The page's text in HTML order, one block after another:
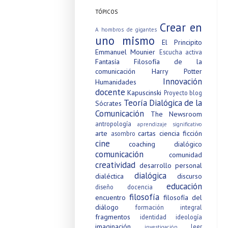
TÓPICOS
A hombros de gigantes Crear en
uno mismo
El Principito
Emmanuel Mounier Escucha activa
Fantasía
Filosofía de la
comunicación
Harry Potter
Humanidades
Innovación
docente Kapuscinski Proyecto blog
Sócrates Teoría Dialógica de la
Comunicación
The Newsroom
antropología aprendizaje significativo
arte asombro cartas ciencia ficción
cine coaching dialógico
comunicación comunidad
creatividad desarrollo personal
dialéctica
dialógica discurso
diseño docencia educación
encuentro filosofía filosofía del
diálogo
formación integral
fragmentos identidad ideología
leer